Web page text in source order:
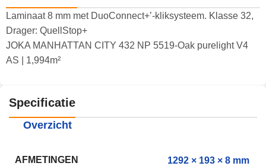
Laminaat 8 mm met DuoConnect+’-kliksysteem. Klasse 32,
Drager: QuellStop+
JOKA MANHATTAN CITY 432 NP 5519-Oak purelight V4
AS | 1,994m²
Specificatie
Overzicht
AFMETINGEN 1292 × 193 × 8 mm